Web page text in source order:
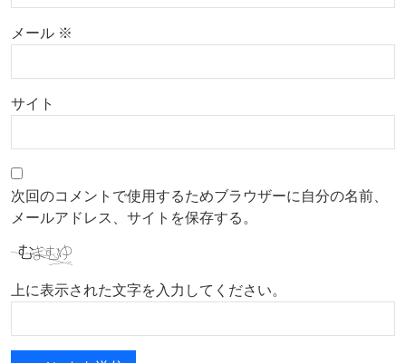
メール ※
サイト
次回のコメントで使用するためブラウザーに自分の名前、
メールアドレス、サイトを保存する。
上に表示された文字を入力してください。